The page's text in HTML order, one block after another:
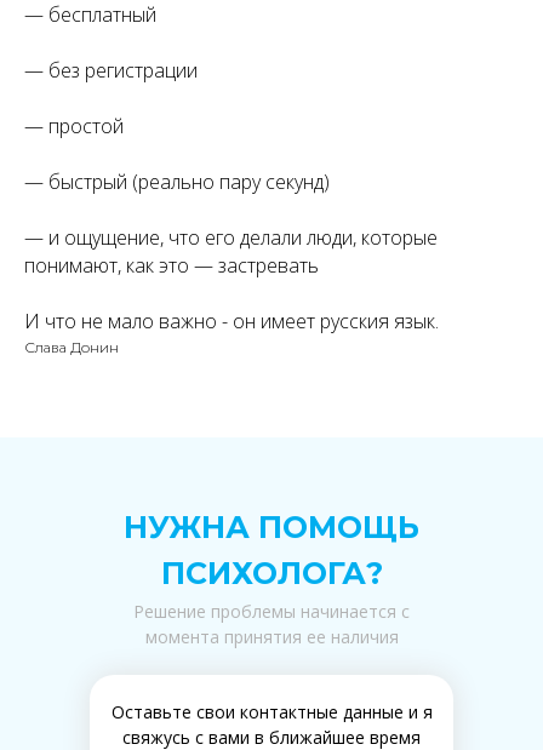
— бесплатный
— без регистрации
— простой
— быстрый (реально пару секунд)
— и ощущение, что его делали люди, которые
понимают, как это — застревать
И что не мало важно - он имеет русския язык.
Слава Донин
Решение проблемы начинается с
момента принятия ее наличия
Оставьте свои контактные данные и я
свяжусь с вами в ближайшее время
НУЖНА ПОМОЩЬ
ПСИХОЛОГА?